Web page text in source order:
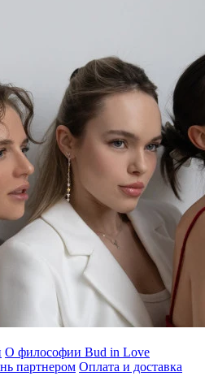
О философии Bud in Love
партнером Оплата и доставка